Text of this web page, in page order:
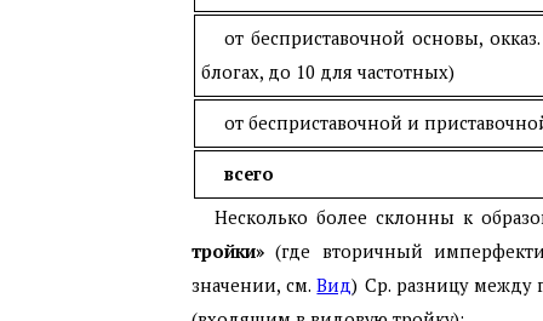
от бесприставочной основы,
блогах, до 10 для частотных)
от бесприставочной и
всего
Несколько более склонны к
тройки» (где вторичный
значении, см.Вид) Ср. разницу между